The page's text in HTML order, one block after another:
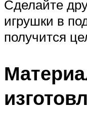
Сделайте
игрушки в
получится